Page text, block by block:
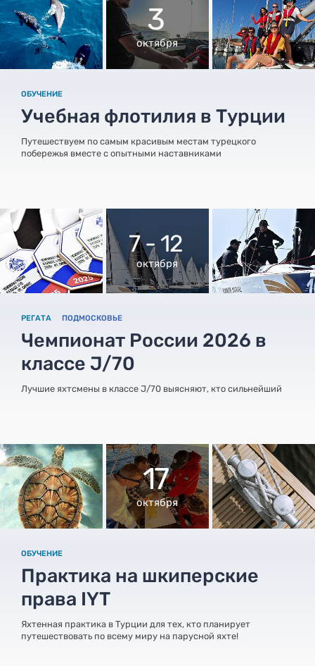
3
октября
ОБУЧЕНИЕ
Учебная флотилия в Турции
Путешествуем по самым красивым местам турецкого
побережья вместе с опытными наставниками
7 - 12
октября
РЕГАТА ПОДМОСКОВЬЕ
Чемпионат России 2026 в
классе J/70
Лучшие яхтсмены в классе J/70 выясняют, кто сильнейший
17
октября
ОБУЧЕНИЕ
Практика на шкиперские
права IYT
Яхтенная практика в Турции для тех, кто планирует
путешествовать по всему миру на парусной яхте!